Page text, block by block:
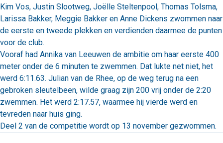
Kim Vos, Justin Slootweg, Joëlle Steltenpool, Thomas Tolsma,
Larissa Bakker, Meggie Bakker en Anne Dickens zwommen naar
de eerste en tweede plekken en verdienden daarmee de punten
voor de club.
Vooraf had Annika van Leeuwen de ambitie om haar eerste 400
meter onder de 6 minuten te zwemmen. Dat lukte net niet, het
werd 6:11.63. Julian van de Rhee, op de weg terug na een
gebroken sleutelbeen, wilde graag zijn 200 vrij onder de 2:20
zwemmen. Het werd 2:17.57, waarmee hij vierde werd en
tevreden naar huis ging.
Deel 2 van de competitie wordt op 13 november gezwommen.